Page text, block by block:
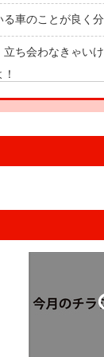
る車のことが良く
立ち会わなきゃい